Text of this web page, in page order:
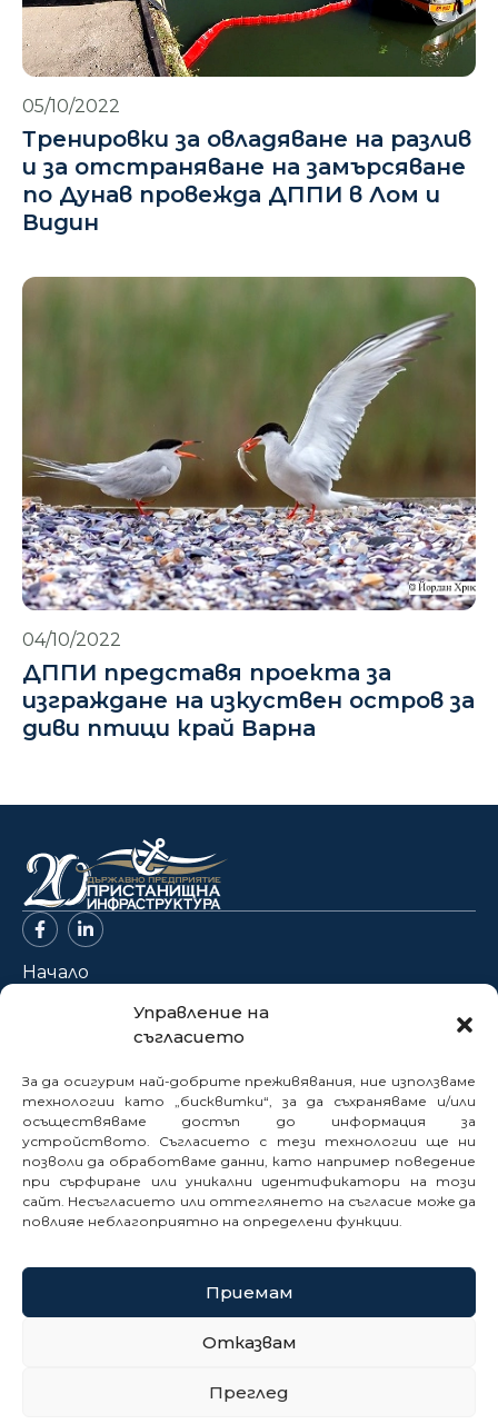
Управление на
съгласието
За да осигурим най-добрите преживявания, ние използваме
технологии като „бисквитки“, за да съхраняваме и/или
осъществяваме достъп до информация за
устройството. Съгласието с тези технологии ще ни
позволи да обработваме данни, като например поведение
при сърфиране или уникални идентификатори на този
сайт. Несъгласието или оттеглянето на съгласие може да
повлияе неблагоприятно на определени функции.
Приемам
Отказвам
Преглед
05/10/2022
Тренировки за овладяване на разлив
и за отстраняване на замърсяване
по Дунав провежда ДППИ в Лом и
Видин
04/10/2022
ДППИ представя проекта за
изграждане на изкуствен остров за
диви птици край Варна
Начало
Новини
Нормативна база
Електронни услуги
Профил на купувача
Кариери
Контакти
Политика за поверителност